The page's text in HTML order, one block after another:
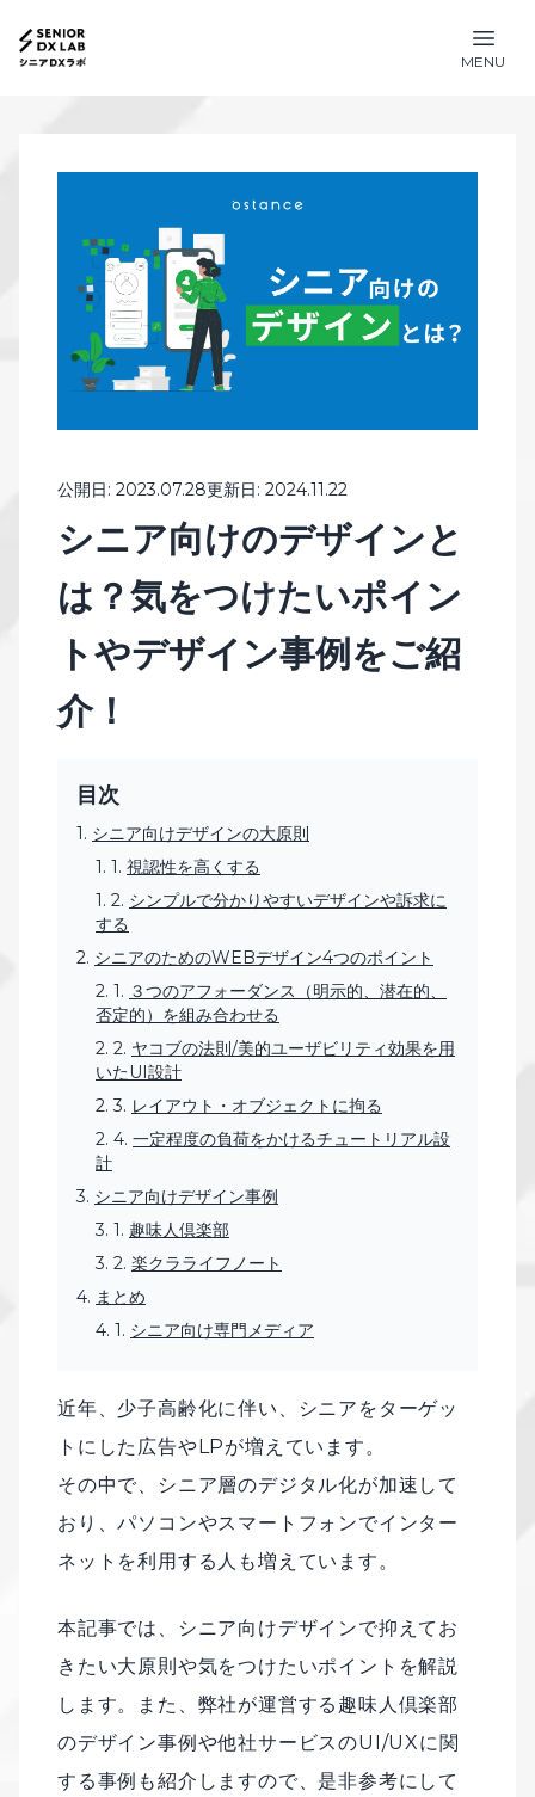
MENU
公開日: 2023.07.28更新日: 2024.11.22
シニア向けのデザインと
は？気をつけたいポイン
トやデザイン事例をご紹
介！
目次
シニア向けデザインの大原則
視認性を高くする
シンプルで分かりやすいデザインや訴求に
する
シニアのためのWEBデザイン4つのポイント
３つのアフォーダンス（明⽰的、潜在的、
否定的）を組み合わせる
ヤコブの法則/美的ユーザビリティ効果を⽤
いたUI設計
レイアウト・オブジェクトに拘る
一定程度の負荷をかけるチュートリアル設
計
シニア向けデザイン事例
趣味人倶楽部
楽クラライフノート
まとめ
シニア向け専門メディア
近年、少子高齢化に伴い、シニアをターゲッ
トにした広告やLPが増えています。
その中で、シニア層のデジタル化が加速して
おり、パソコンやスマートフォンでインター
ネットを利用する人も増えています。
本記事では、シニア向けデザインで抑えてお
きたい大原則や気をつけたいポイントを解説
します。また、弊社が運営する趣味人倶楽部
のデザイン事例や他社サービスのUI/UXに関
する事例も紹介しますので、是非参考にして